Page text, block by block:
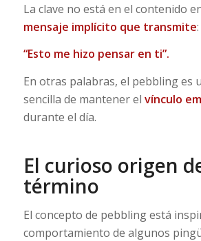
La clave no está en el contenido
mensaje implícito que transmite:
“Esto me hizo pensar en ti”.
En otras palabras, el pebbling es
sencilla de mantener el vínculo
durante el día.
El curioso origen
término
El concepto de pebbling está
comportamiento de algunos